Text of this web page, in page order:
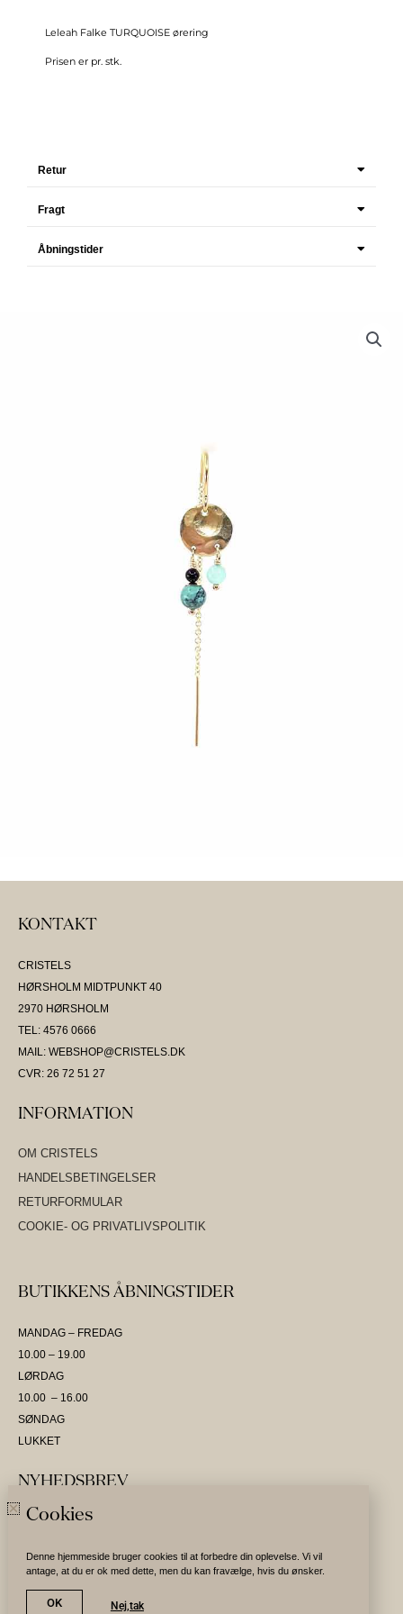
Leleah Falke TURQUOISE ørering
Prisen er pr. stk.
Retur
Fragt
Åbningstider
KONTAKT
CRISTELS
HØRSHOLM MIDTPUNKT 40
2970 HØRSHOLM
TEL: 4576 0666
MAIL: WEBSHOP@CRISTELS.DK
CVR: 26 72 51 27
INFORMATION
OM CRISTELS
HANDELSBETINGELSER
RETURFORMULAR
COOKIE- OG PRIVATLIVSPOLITIK
BUTIKKENS ÅBNINGSTIDER
MANDAG – FREDAG
10.00 – 19.00
LØRDAG
10.00 – 16.00
SØNDAG
LUKKET
NYHEDSBREV
Tilmeld nyhedsbrev
Cookies
Denne hjemmeside bruger cookies til at forbedre din oplevelse. Vi vil
antage, at du er ok med dette, men du kan fravælge, hvis du ønsker.
OK Nej,tak